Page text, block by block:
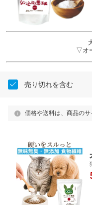
▽オ
売り切れを含む
価格や送料は、商品のサ